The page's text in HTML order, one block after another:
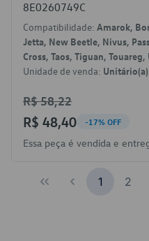
8E0260749C
Compatibilidade: Amarok,
Jetta, New Beetle, Nivus,
Cross, Taos, Tiguan,
Unidade de venda: Unitário(a)
R$ 58,22
R$ 48,40 -17% OFF
Essa peça é vendida e
1 2